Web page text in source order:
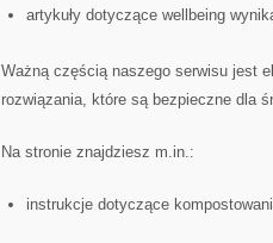
artykuły dotyczące wellbeing
Ważną częścią naszego serwisu jest
rozwiązania, które są bezpieczne dla
Na stronie znajdziesz m.in.:
instrukcje dotyczące